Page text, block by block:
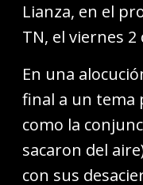
Lianza, en el
TN, el viernes
En una
final a un
como la
sacaron del
con sus